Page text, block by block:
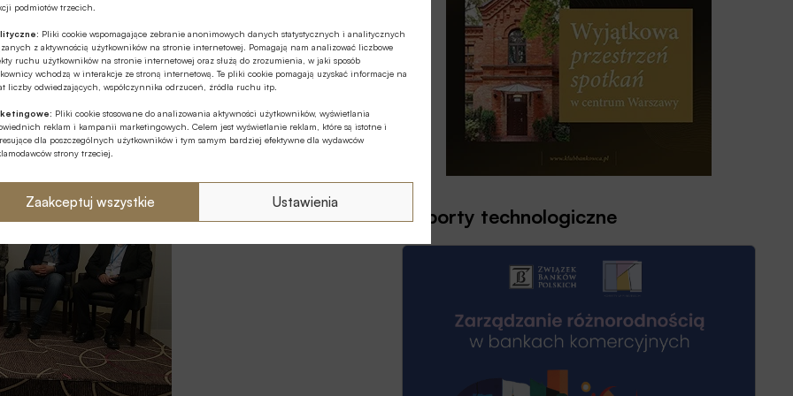
podmiotów trzecich.
Pliki cookie wspomagające zebranie anonimowych danych statystycznych i analitycznych
z aktywnością użytkowników na stronie internetowej. Pomagają nam analizować liczbowe
ruchu użytkowników na stronie internetowej oraz służą do zrozumienia, w jaki sposób
wchodzą w interakcje ze stroną internetową. Te pliki cookie pomagają uzyskać informacje na
liczby odwiedzających, współczynnika odrzuceń, źródła ruchu itp.
Pliki cookie stosowane do analizowania aktywności użytkowników, wyświetlania
reklam i kampanii marketingowych. Celem jest wyświetlanie reklam, które są istotne i
dla poszczególnych użytkowników i tym samym bardziej efektywne dla wydawców
strony trzeciej.
Zaakceptuj wszystkie Ustawienia
musiały jeszcze uważniej dbać o bezpieczeństwo
czy planach rozwoju z pewnością okażą się
Raporty technologiczne